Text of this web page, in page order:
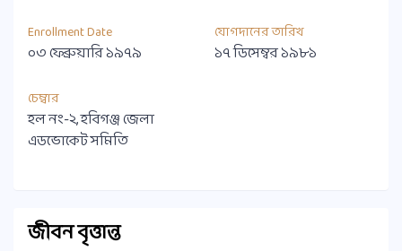
Enrollment Date
০৩ ফেব্রুয়ারি ১৯৭৯
যোগদানের তারিখ
১৭ ডিসেম্বর ১৯৮১
চেম্বার
হল নং-২, হবিগঞ্জ জেলা
এডভোকেট সমিতি
জীবন বৃত্তান্ত